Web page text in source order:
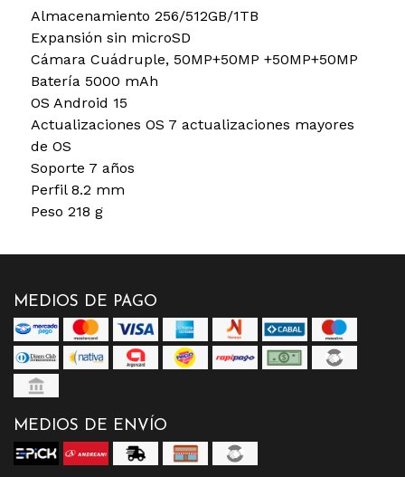
Almacenamiento 256/512GB/1TB
Expansión sin microSD
Cámara Cuádruple, 50MP+50MP +50MP+50MP
Batería 5000 mAh
OS Android 15
Actualizaciones OS 7 actualizaciones mayores
de OS
Soporte 7 años
Perfil 8.2 mm
Peso 218 g
MEDIOS DE PAGO
MEDIOS DE ENVÍO